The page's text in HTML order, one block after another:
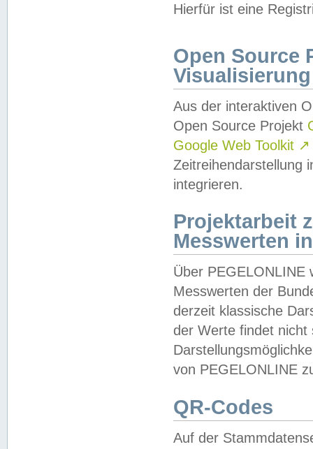
Hierfür ist eine
Open Source
Visualisierung
Aus der interaktiven
Open Source Projekt
Google Web Toolkit ↗
Zeitreihendarstellung
integrieren.
Projektarbeit
Messwerten
Über PEGELONLINE
Messwerten der
derzeit klassische
der Werte findet
von PEGELONLINE
QR-Codes
Auf der